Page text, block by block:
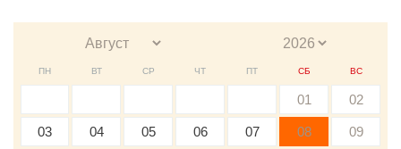
ПН ВТ СР ЧТ ПТ СБ ВС
01 02
03 04 05 06 07 08 09